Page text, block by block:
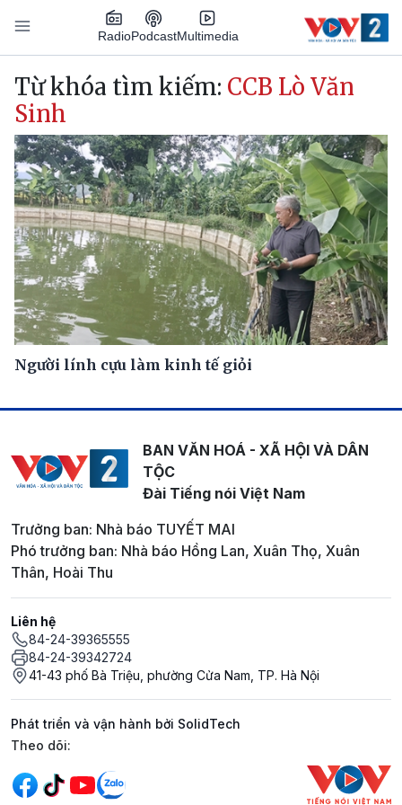
Nhảy đến nội dung
RadioPodcastMultimedia
Main navigation
Từ khóa tìm kiếm: CCB Lò Văn
Sinh
Người lính cựu làm kinh tế giỏi
BAN VĂN HOÁ - XÃ HỘI VÀ DÂN
TỘC
Đài Tiếng nói Việt Nam
Trưởng ban: Nhà báo TUYẾT MAI
Phó trưởng ban: Nhà báo Hồng Lan, Xuân Thọ, Xuân
Thân, Hoài Thu
Liên hệ
84-24-39365555
84-24-39342724
41-43 phố Bà Triệu, phường Cửa Nam, TP. Hà Nội
Phát triển và vận hành bởi SolidTech
Mạng xã hội
Theo dõi: